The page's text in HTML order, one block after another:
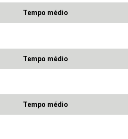
Tempo médio
Tempo médio
Tempo médio